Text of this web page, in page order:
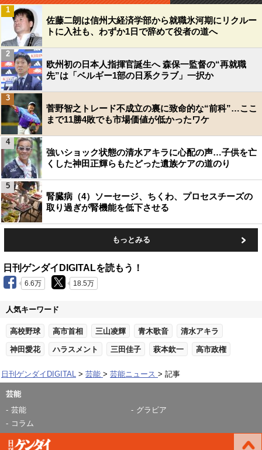
佐藤二朗は信州大経済学部から就職氷河期にリクルー
トに入社も、わずか1日で辞めて役者の道へ
1
欧州初の日本人指揮官誕生へ 森保一監督の“再就職
先”は「ベルギー1部の日系クラブ」一択か
2
菅野智之トレード不成立の裏に致命的な“前科”…ここ
まで11勝4敗でも市場価値が低かったワケ
3
強いショック状態の清水アキラに心配の声…子供を亡
くした神田正輝らもたどった遺族ケアの道のり
4
腎臓病（4）ソーセージ、ちくわ、プロセスチーズの
取り過ぎが腎機能を低下させる
5
もっとみる
日刊ゲンダイDIGITALを読もう！
6.6万 18.5万
人気キーワード
高校野球 高市首相 三山凌輝 青木歌音 清水アキラ
神田愛花 ハラスメント 三田佳子 萩本欽一 高市政権
日刊ゲンダイDIGITAL 芸能 芸能ニュース 記事
芸能
芸能
グラビア
コラム